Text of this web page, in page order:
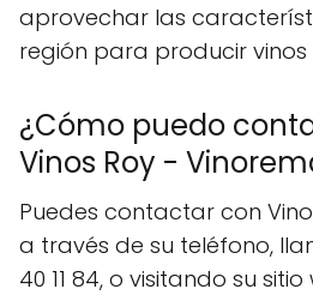
aprovechar las
región para producir
¿Cómo puedo
Vinos Roy -
Puedes contactar con
a través de su teléfono,
40 11 84, o visitando su